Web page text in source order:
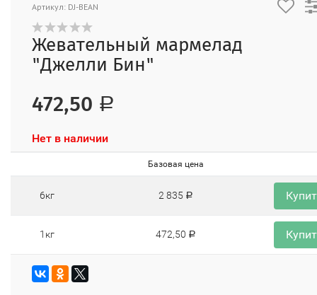
Артикул: DJ-BEAN
Жевательный мармелад
"Джелли Бин"
472,50 Р
Нет в наличии
Базовая цена
6кг 2 835 Р
1кг 472,50 Р